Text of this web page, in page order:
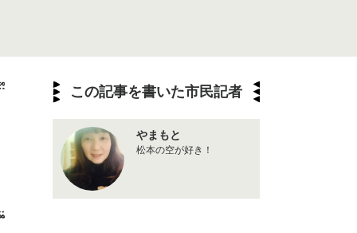
この記事を書いた市民記者
やまもと
松本の空が好き！